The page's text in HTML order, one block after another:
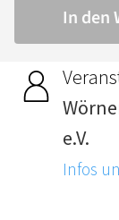
e.V.
Infos